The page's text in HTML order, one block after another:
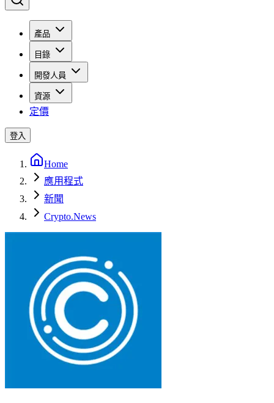
產品
目錄
開發人員
資源
定價
登入
Home
應用程式
新聞
Crypto.News